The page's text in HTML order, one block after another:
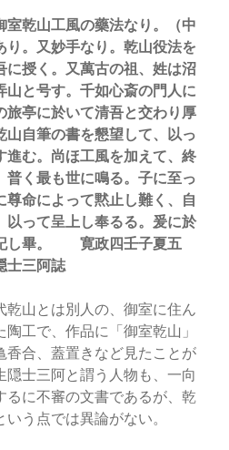
室乾山工風の藥法なり。（中
。又妙手なり。乾山役法を
に授く。又萬古の祖、姓は沼
と号す。千如心斎の門人に
旅亭に於いて清吾と交わり厚
山自筆の書を懇望して、以っ
進む。尚ほ工風を加えて、終
普く最も世に鳴る。子に至っ
命によって黙止し難く、自
以って呈上し奉るる。爰に於
し畢。 寛政四壬子夏五
三阿誌
乾山とは別人の、御室に住ん
工で、作品に「御室乾山」
香合、蓋置きなど見たことが
士三阿と謂う人物も、一向
るに不審の文書であるが、乾
う点では異論がない。